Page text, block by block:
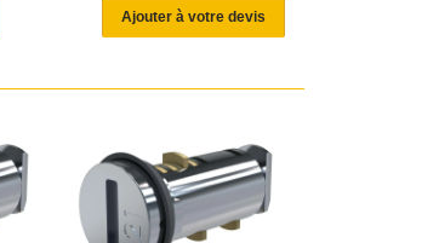
Ajouter à votre devis